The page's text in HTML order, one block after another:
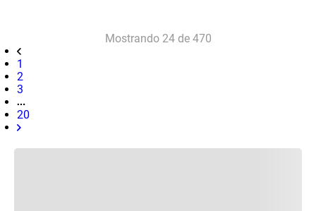
Mostrando 24 de 470
1
2
3
20